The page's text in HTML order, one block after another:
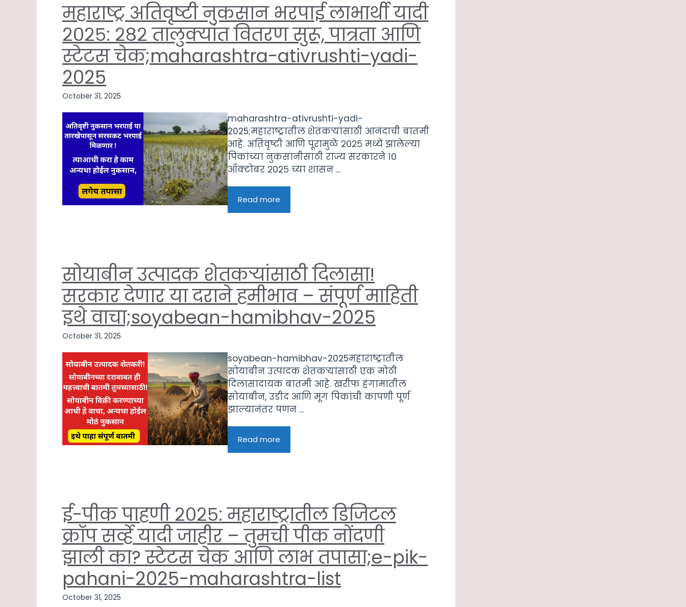
महाराष्ट्र अतिवृष्टी नुकसान भरपाई लाभार्थी यादी
२०२५: २८२ तालुक्यांत वितरण सुरू, पात्रता आणि
स्टेटस चेक;maharashtra-ativrushti-yadi-
2025
October 31, 2025
maharashtra-ativrushti-yadi-
2025;महाराष्ट्रातील शेतकऱ्यांसाठी आनंदाची बातमी
आहे. अतिवृष्टी आणि पूरामुळे २०२५ मध्ये झालेल्या
पिकांच्या नुकसानीसाठी राज्य सरकारने १०
ऑक्टोबर २०२५ च्या शासन ...
Read more
सोयाबीन उत्पादक शेतकऱ्यांसाठी दिलासा!
सरकार देणार या दराने हमीभाव – संपूर्ण माहिती
इथे वाचा;soyabean-hamibhav-2025
October 31, 2025
soyabean-hamibhav-2025महाराष्ट्रातील
सोयाबीन उत्पादक शेतकऱ्यांसाठी एक मोठी
दिलासादायक बातमी आहे. खरीफ हंगामातील
सोयाबीन, उडीद आणि मूग पिकांची कापणी पूर्ण
झाल्यानंतर पणन ...
Read more
ई-पीक पाहणी २०२५: महाराष्ट्रातील डिजिटल
क्रॉप सर्व्हे यादी जाहीर – तुमची पीक नोंदणी
झाली का? स्टेटस चेक आणि लाभ तपासा;e-pik-
pahani-2025-maharashtra-list
October 31, 2025